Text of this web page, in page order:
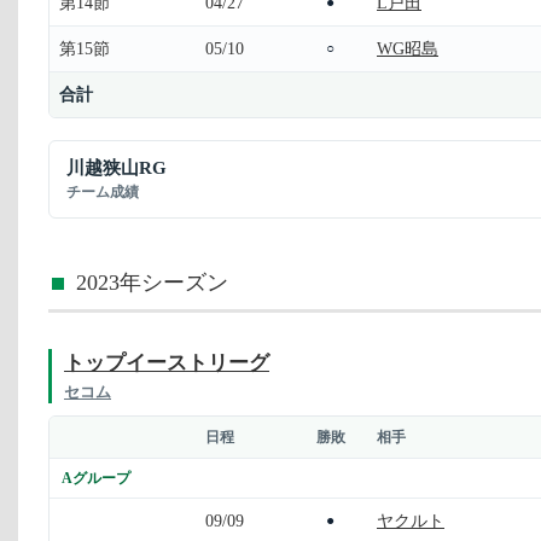
第15節 05/10 ○ WG昭島
合計
川越狭山RG
チーム成績
2023年シーズン
トップイーストリーグ
セコム
日程 勝敗 相手
Aグループ
09/09 ● ヤクルト